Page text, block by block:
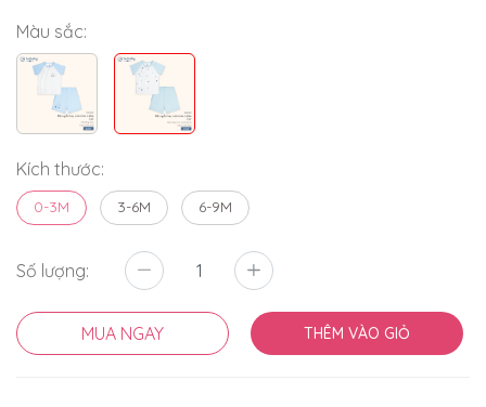
Màu sắc:
Kích thước:
0-3M 3-6M 6-9M
Số lượng:
MUA NGAY THÊM VÀO GIỎ